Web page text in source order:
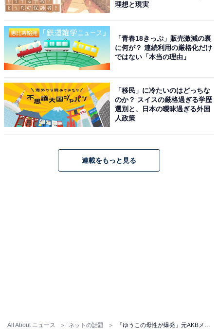
All About ニュース ネットの話題
理想と現実
「青春18きっぷ」販売激減の裏
に何が？ 連続利用の厳格化だけ
ではない「本当の理由」
「移民」に冷たいのはどっちな
のか？ スイスの厳格過ぎる学歴
選別と、日本の曖昧過ぎる外国
人政策
連載をもっと見る